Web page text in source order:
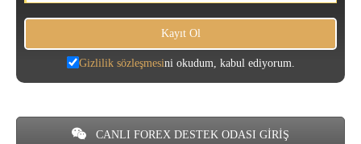
Gizlilik sözleşmesini okudum, kabul ediyorum.
CANLI FOREX DESTEK ODASI GİRİŞ